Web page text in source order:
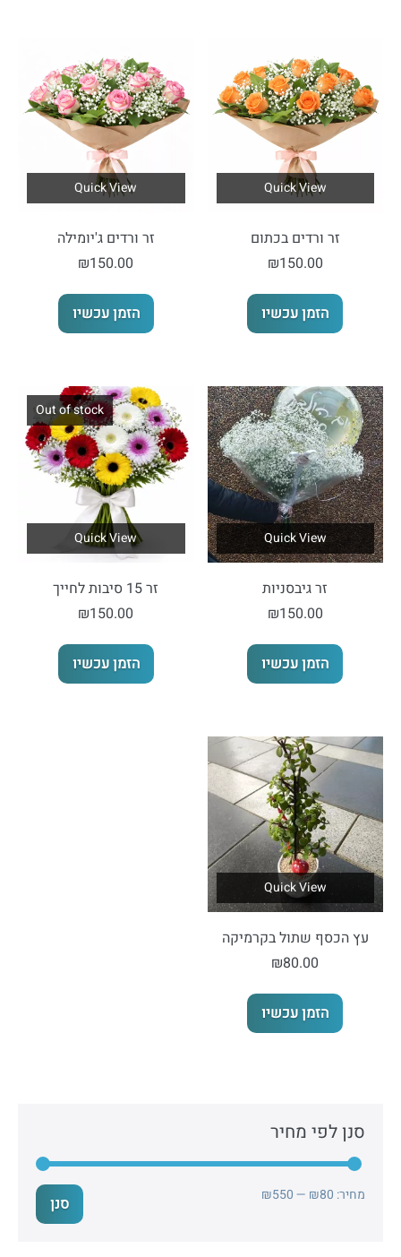
Quick View
זר ורדים בכתום
₪150.00
הזמן עכשיו
Quick View
זר ורדים ג'יומילה
₪150.00
הזמן עכשיו
Quick View
זר גיבסניות
₪150.00
הזמן עכשיו
Out of stock
Quick View
זר 15 סיבות לחייך
₪150.00
הזמן עכשיו
Quick View
עץ הכסף שתול בקרמיקה
₪80.00
הזמן עכשיו
סנן לפי מחיר
מחיר
מחיר
סנן מחיר:₪80
—
₪550